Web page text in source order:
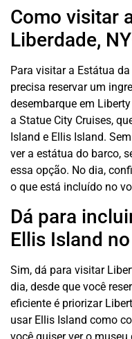
Como visitar
Liberdade,
Para visitar a Estátua
precisa reservar um
desembarque em
a Statue City Cruises,
Island e Ellis Island.
ver a estátua do barco,
essa opção. No dia,
o que está incluído no
Dá para
Ellis Island
Sim, dá para visitar
dia, desde que você
eficiente é priorizar
usar Ellis Island como